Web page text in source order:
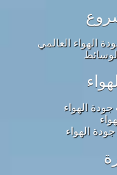
الهواء العالمي
الهواء
الهواء